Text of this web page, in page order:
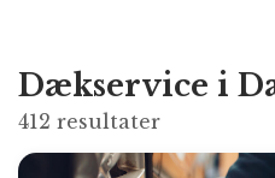
Dækservice i
412 resultater